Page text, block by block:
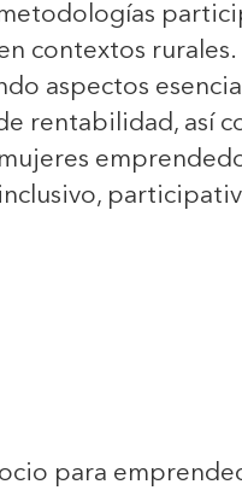
contextos rurales.
aspectos
rentabilidad, así
para